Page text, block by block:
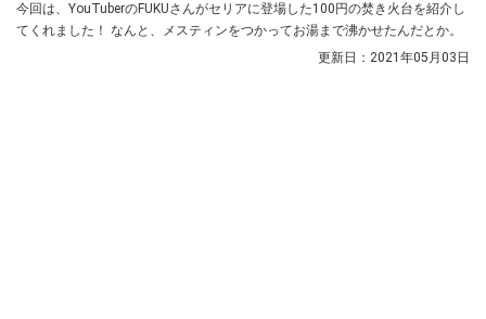
今回は、YouTuberのFUKUさんがセリアに登場した100円の焚き火台を紹介し
てくれました！ なんと、メスティンをつかってお湯まで沸かせたんだとか。
更新日： 2021年05月03日